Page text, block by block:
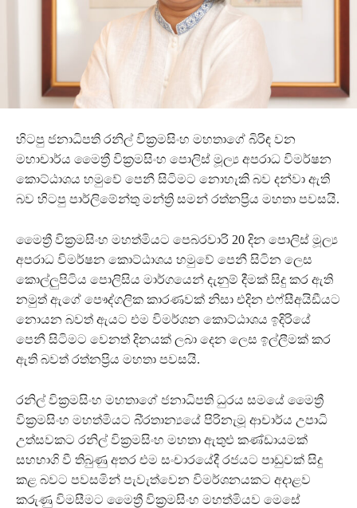
හිටපු ජනාධිපති රනිල් වික්‍රමසිංහ මහතාගේ බිරිඳ වන
මහාචාර්ය මෛත්‍රී වික්‍රමසිංහ පොලිස් මූල්‍ය අපරාධ විමර්ෂන
කොට්ඨාශය හමුවේ පෙනී සිටිමට නොහැකි බව දන්වා ඇති
බව හිටපු පාර්ලිමේන්තු මන්ත්‍රි සමන් රත්නප්‍රිය මහතා පවසයි.
මෛත්‍රී වික්‍රමසිංහ මහත්මියට පෙබරවාරි 20 දින පොලිස් මූල්‍ය
අපරාධ විමර්ෂන කොට්ඨාශය හමුවේ පෙනී සිටින ලෙස
කොල්ලු‍පිටිය පොලිසිය මාර්ගයෙන් දැනුම් දීමක් සිදු කර ඇති
නමුත් ඇගේ පෞද්ගලික කාරණවක් නිසා එදින එෆ්සීඅයිඩීයට
නොයන බවත් ඇයට එම විමර්ශන කොට්ඨාශය ඉදිරියේ
පෙනී සිටිමට වෙනත් දිනයක් ලබා දෙන ලෙස ඉල්ලීමක් කර
ඇති බවත් රත්නප්‍රිය මහතා පවසයි.
රනිල් වික්‍රමසිංහ මහතාගේ ජනාධිපති ධුරය සමයේ මෛත්‍රී
වික්‍රමසිංහ මහත්මියට බි්‍රතාන්‍යයේ පිරිනැමූ ආචාර්ය උපාධි
උත්සවකට රනිල් වික්‍රමසිංහ මහතා ඇතුළු කණ්ඩායමක්
සහභාගි වී තිබුණු අතර එම සංචාරයේදී රජයට පාඩුවක් සිදු
කළ බවට පවසමින් පැවැත්වෙන විමර්ශනයකට අදාළව
කරුණු විමසීමට මෛත්‍රී වික්‍රමසිංහ මහත්මියව මෙසේ